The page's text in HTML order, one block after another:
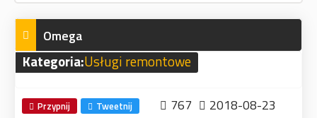
Omega
Kategoria:Usługi remontowe
Przypnij Tweetnij 767 2018-08-23